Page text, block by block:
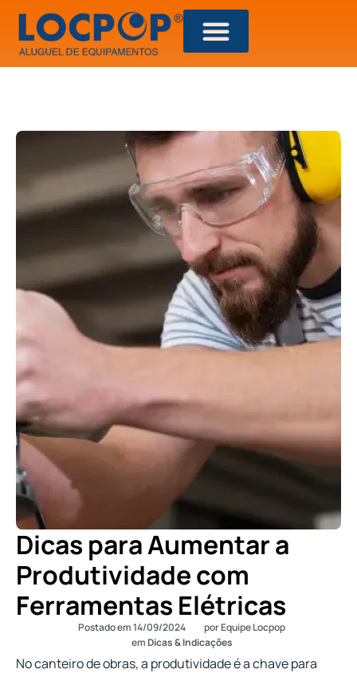
Dicas para Aumentar a
Produtividade com
Ferramentas Elétricas
Postado em14/09/2024 porEquipe Locpop
emDicas & Indicações
No canteiro de obras, a produtividade é a chave para